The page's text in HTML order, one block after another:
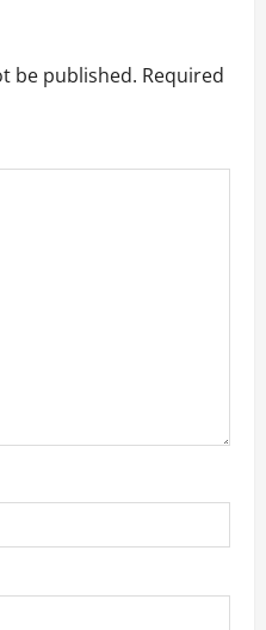
be published. Required